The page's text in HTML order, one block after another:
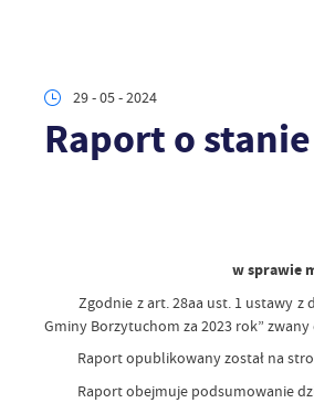
29 - 05 - 2024
Raport o
w sprawie
Zgodnie z art. 28aa ust. 1 ustawy z
Gminy Borzytuchom za 2023 rok”
Raport opublikowany został na
Raport obejmuje podsumowanie